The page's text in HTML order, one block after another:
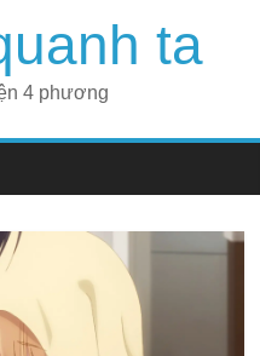
ta
4 phương